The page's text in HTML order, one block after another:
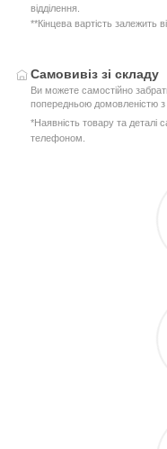
відділення.
**Кінцева вартість залежить
Самовивіз зі складу
Ви можете самостійно
попередньою домовленістю
*Наявність товару та
телефоном.